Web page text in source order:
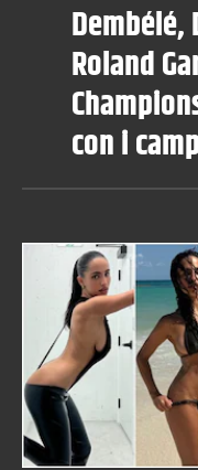
Dembélé,
Roland
con i